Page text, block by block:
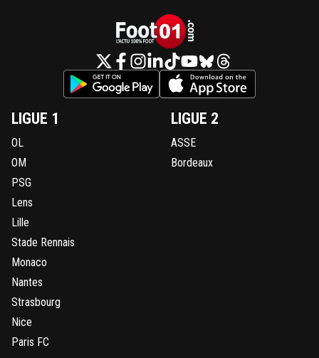
LIGUE 1
OL
OM
PSG
Lens
Lille
Stade Rennais
Monaco
Nantes
Strasbourg
Nice
Paris FC
LIGUE 2
ASSE
Bordeaux